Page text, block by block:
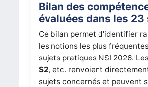
Bilan des
évaluées dans les 23
Ce bilan permet d'identifier
les notions les plus
sujets pratiques NSI 2026.
S2, etc. renvoient
sujets concernés et peuvent